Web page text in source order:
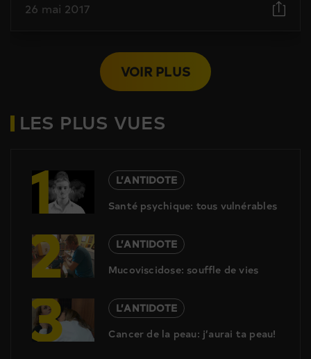
26 mai 2017
VOIR PLUS
LES PLUS VUES
1
L’ANTIDOTE
Santé psychique: tous vulnérables
2
L’ANTIDOTE
Mucoviscidose: souffle de vies
3
L’ANTIDOTE
Cancer de la peau: j’aurai ta peau!